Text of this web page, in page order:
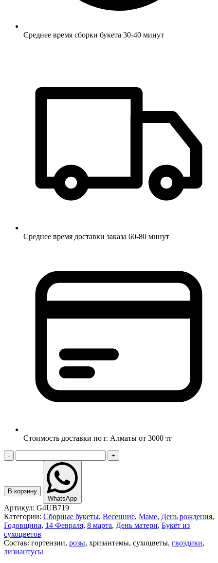
Среднее время сборки букета 30-40 минут
Среднее время доставки заказа 60-80 минут
Стоимость доставки по г. Алматы от 3000 тг
- +
В корзину
WhatsApp
Артикул: G4UB719
Категории: Сборные букеты, Весенние, Маме, День рождения,
Годовщина, 14 Февраля, 8 марта, День матери, Букет из
сухоцветов
Состав: гортензии, розы, хризантемы, сухоцветы, гвоздики,
лизиантусы